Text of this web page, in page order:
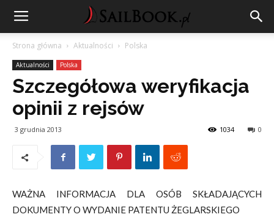
Strona główna Aktualności Polska
Aktualności Polska
Szczegółowa weryfikacja
opinii z rejsów
3 grudnia 2013 0
1034
WAŻNA INFORMACJA DLA OSÓB SKŁADAJĄCYCH
DOKUMENTY O WYDANIE PATENTU ŻEGLARSKIEGO